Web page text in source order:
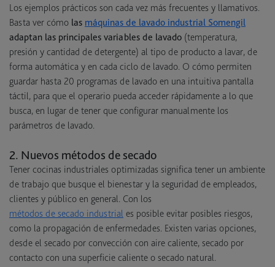
Los ejemplos prácticos son cada vez más frecuentes y llamativos.
Basta ver cómo las máquinas de lavado industrial Somengil
adaptan las principales variables de lavado (temperatura,
presión y cantidad de detergente) al tipo de producto a lavar, de
forma automática y en cada ciclo de lavado. O cómo permiten
guardar hasta 20 programas de lavado en una intuitiva pantalla
táctil, para que el operario pueda acceder rápidamente a lo que
busca, en lugar de tener que configurar manualmente los
parámetros de lavado.
2. Nuevos métodos de secado
Tener cocinas industriales optimizadas significa tener un ambiente
de trabajo que busque el bienestar y la seguridad de empleados,
clientes y público en general. Con los
métodos de secado industrial es posible evitar posibles riesgos,
como la propagación de enfermedades. Existen varias opciones,
desde el secado por convección con aire caliente, secado por
contacto con una superficie caliente o secado natural.